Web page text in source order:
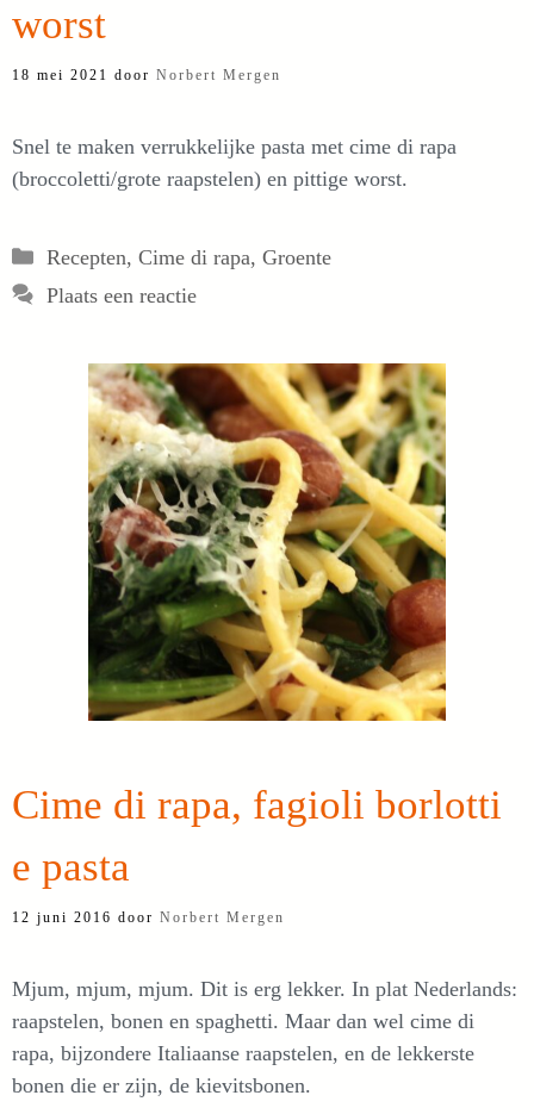
worst
18 mei 2021 door Norbert Mergen
Snel te maken verrukkelijke pasta met cime di rapa
(broccoletti/grote raapstelen) en pittige worst.
Categorieën
Recepten, Cime di rapa, Groente
Plaats een reactie
Cime di rapa, fagioli borlotti
e pasta
12 juni 2016 door Norbert Mergen
Mjum, mjum, mjum. Dit is erg lekker. In plat Nederlands:
raapstelen, bonen en spaghetti. Maar dan wel cime di
rapa, bijzondere Italiaanse raapstelen, en de lekkerste
bonen die er zijn, de kievitsbonen.